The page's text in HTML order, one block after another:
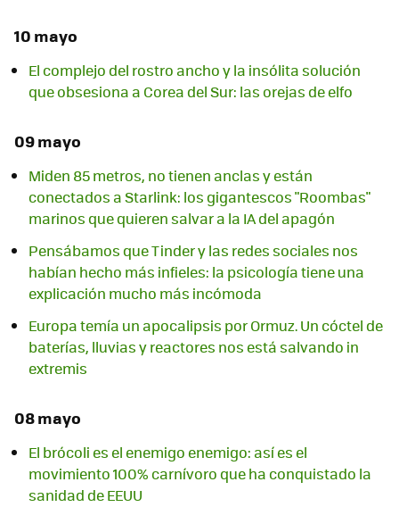
10 mayo
El complejo del rostro ancho y la insólita solución
que obsesiona a Corea del Sur: las orejas de elfo
09 mayo
Miden 85 metros, no tienen anclas y están
conectados a Starlink: los gigantescos "Roombas"
marinos que quieren salvar a la IA del apagón
Pensábamos que Tinder y las redes sociales nos
habían hecho más infieles: la psicología tiene una
explicación mucho más incómoda
Europa temía un apocalipsis por Ormuz. Un cóctel de
baterías, lluvias y reactores nos está salvando in
extremis
08 mayo
El brócoli es el enemigo enemigo: así es el
movimiento 100% carnívoro que ha conquistado la
sanidad de EEUU